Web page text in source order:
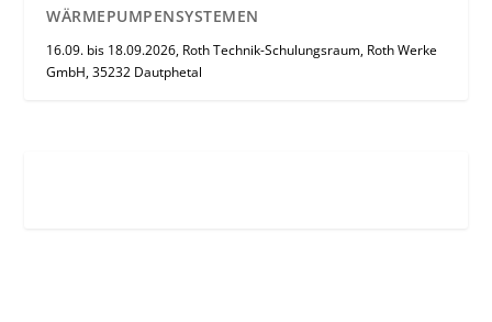
WÄRMEPUMPENSYSTEMEN
16.09. bis 18.09.2026, Roth Technik-Schulungsraum, Roth Werke
GmbH, 35232 Dautphetal